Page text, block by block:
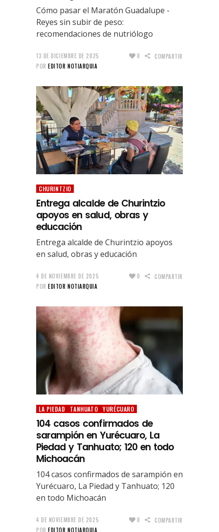
Cómo pasar el Maratón Guadalupe -
Reyes sin subir de peso:
recomendaciones de nutriólogo
13 DE DICIEMBRE DE 2025
POR EDITOR NOTIARQUIA
0 COMPARTIR
CHURINTZIO
Entrega alcalde de Churintzio
apoyos en salud, obras y
educación
Entrega alcalde de Churintzio apoyos
en salud, obras y educación
4 DE NOVIEMBRE DE 2025
POR EDITOR NOTIARQUIA
0 COMPARTIR
LA PIEDAD TANHUATO YURÉCUARO
104 casos confirmados de
sarampión en Yurécuaro, La
Piedad y Tanhuato; 120 en todo
Michoacán
104 casos confirmados de sarampión en
Yurécuaro, La Piedad y Tanhuato; 120
en todo Michoacán
4 DE NOVIEMBRE DE 2025
POR EDITOR NOTIARQUIA
0 COMPARTIR